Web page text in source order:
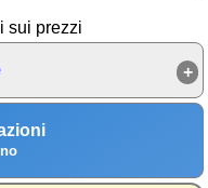
sui prezzi